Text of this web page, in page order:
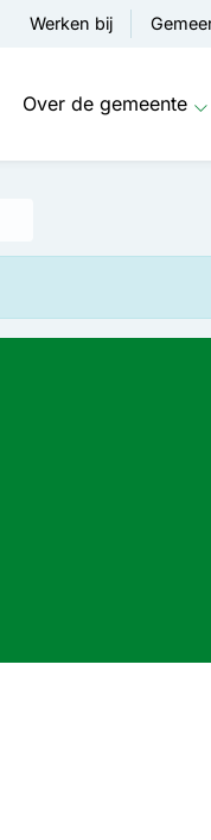
Werken bij
Over de gemeente